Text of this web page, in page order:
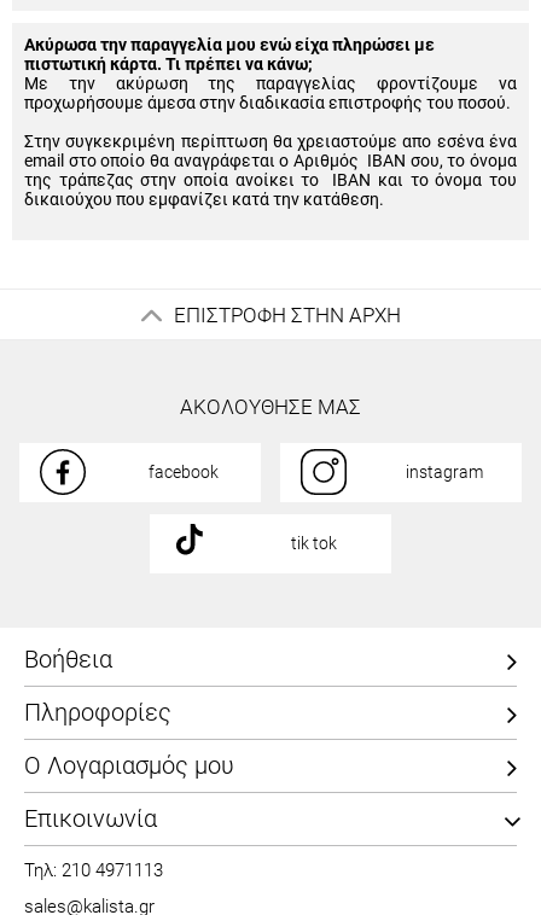
Ακύρωσα την παραγγελία μου ενώ είχα πληρώσει με
πιστωτική κάρτα. Τι πρέπει να κάνω;
Με την ακύρωση της παραγγελίας φροντίζουμε να
προχωρήσουμε άμεσα στην διαδικασία επιστροφής του ποσού.
Στην συγκεκριμένη περίπτωση θα χρειαστούμε απο εσένα ένα
email στο οποίο θα αναγράφεται ο Αριθμός IBAN σου, το όνομα
της τράπεζας στην οποία ανοίκει το IBAN και το όνομα του
δικαιούχου που εμφανίζει κατά την κατάθεση.
ΕΠΙΣΤΡΟΦΗ ΣΤΗΝ ΑΡΧΗ
ΑΚΟΛΟΥΘΗΣΕ ΜΑΣ
facebook instagram
tik tok
Βοήθεια
Πληροφορίες
Ο Λογαριασμός μου
Επικοινωνία
Τηλ: 210 4971113
sales@kalista.gr